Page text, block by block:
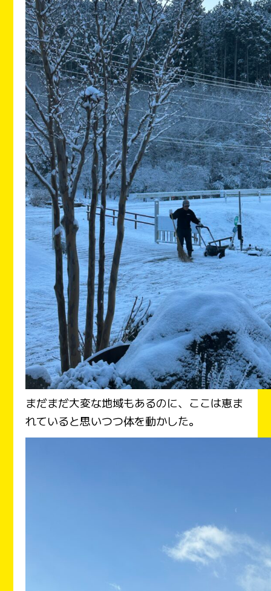
まだまだ大変な地域もあるのに、ここは恵ま
れていると思いつつ体を動かした。